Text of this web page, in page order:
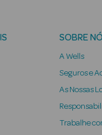
SOBRE
A Wells
Seguros e
As Nossas
Trabalhe